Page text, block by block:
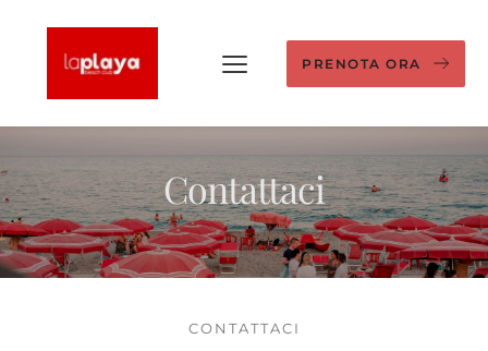
PRENOTA ORA
Contattaci
CONTATTACI